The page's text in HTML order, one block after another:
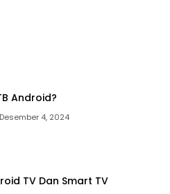
Android?
Desember 4, 2024
TV Dan Smart TV